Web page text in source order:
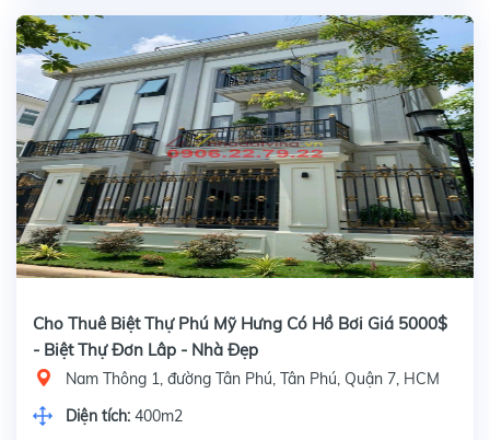
Cho Thuê Biệt Thự Phú Mỹ Hưng Có Hồ Bơi Giá 5000$
- Biệt Thự Đơn Lâp - Nhà Đẹp
Nam Thông 1, đường Tân Phú, Tân Phú, Quận 7, HCM
Diện tích: 400m2